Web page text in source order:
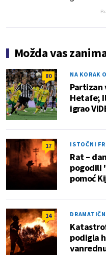
Možda vas
80 NA KORAK
Partizan
Hetafe;
igrao
17 ISTOČNI
Rat –
pogodili
pomoć
14
podigla